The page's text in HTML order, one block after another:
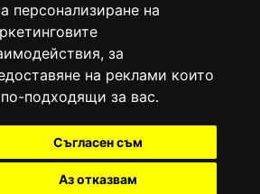
персонализиране на
, за
на реклами които
подходящи за вас.
Съгласен съм
Аз отказвам
е регистрирано в националния
издания (Българска национална
ISSN 1312-4722.
на марката: Вяра информационен